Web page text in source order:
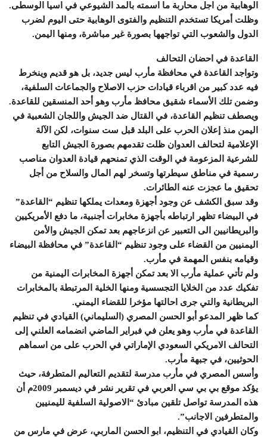
الوهابية من اجل محاربة ما اسمته بالمد الشيوعي في اسيا الوسطى.
وظلت أمريكا تستخدم التنظيم والفتوى الوهابية حتى اليوم لضرب
الدول والشعوب التي تواجهها بصورة غير مباشرة، ومنها اليمن.
القاعدة في احضان التحالف
وتواجد القاعدة في محافظة مأرب ليس جديد، بل هو قديم وينخرط
فيه عدد كبير من اقرباء قيادات حزب الاصلاح والجماعات السلفية،
وضمن تلك الأسماء شقيق محافظ مأرب وهو أحد المنسقين للقاعدة.
ويصطف تنظيم القاعدة، في القتال ضد الجيش واللجان الشعبية في
اليمن منذ إعلان الحرب على البلد قبل ست سنوات، لكن الآلة
الإعلامية لتحالف العدوان ظلت تقدمهم بصورة الجيش التابع
للشرعية المزعومة في الوقت الذي تمنحهم قيادة العدوان مناصب
رسمية في مناطق سيطرتها وتسخر لهم المال والسلاح من أجل
تحقيق ما عجزت عنه الطائرات.
وقد سبق الكشف عن وجود أجهزة ومعدات يملكها تنظيم “القاعدة”
في البيضاء تظهر ارتباطه بأجهزة مخابرات أجنبية، ما دفع الأمريكيين
والبريطانيين الى التعبير عن انزعاجهم بعد تمكن الجيش والأمن
اليمنيين من القضاء على وجود تنظيم “القاعدة” في محافظة البيضاء
وقيامه بنفس المهمة في مأرب.
ولم تأتي عملية مأرب الا بعد تمكن أجهزة المخابرات اليمنية من
تفكيك عدد من الخلايا التجسسية ومنها الخلية المرتبطة بالمخابرات
البريطانية والتي جرى احالتها مؤخرا للقضاء اليمني.
كما ظهر المدعو أبو الحسن المصري (السليماني) القيادي في تنظيم
القاعدة في مأرب وهو يعلن في فبراير الماضي انضمامه العلني إلى
التحالف الامريكي السعودي الإماراتي في الحرب على من اسماهم
الحوثيين، في جبهة مأرب.
وأسس المصري في مأرب مدرسة لتقديم التعاليم المتطرفة، حيث
يؤكد موقع بي بي سي العربي في تقرير نشر في ديسمبر 2009م أن
هذه المدرسة تواصل تلقين مبادئ “الاصولية السلفية لليمنيين
والمتطرفين الاجانب”.
وكان القيادي في التنظيم، ابو الحسن الماربي، عرض في مارس من